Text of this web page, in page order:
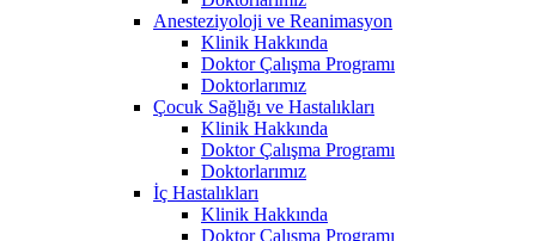
Anesteziyoloji ve Reanimasyon
Klinik Hakkında
Doktor Çalışma Programı
Doktorlarımız
Çocuk Sağlığı ve Hastalıkları
Klinik Hakkında
Doktor Çalışma Programı
Doktorlarımız
İç Hastalıkları
Klinik Hakkında
Doktor Çalışma Programı